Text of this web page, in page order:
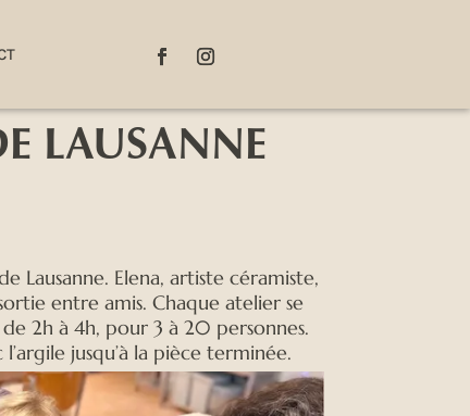
LAUSANNE
Lausanne. Elena, artiste céramiste,
entre amis. Chaque atelier se
2h à 4h, pour 3 à 20 personnes.
jusqu’à la pièce terminée.